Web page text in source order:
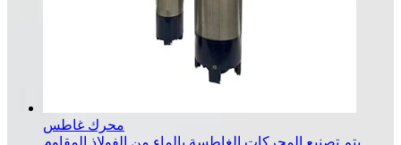
محرك غاطس
يتم تصنيع المحركات الغاطسة بالماء من الفولاذ المقاوم